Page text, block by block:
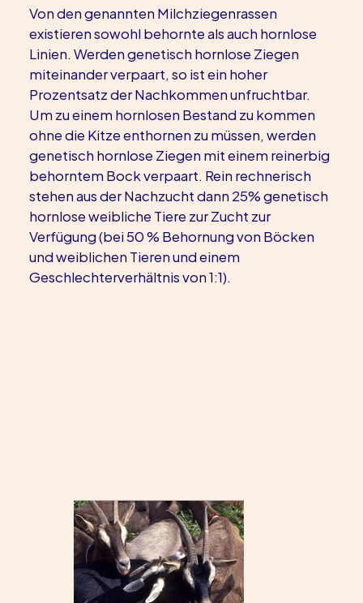
Von den genannten Milchziegenrassen
existieren sowohl behornte als auch hornlose
Linien. Werden genetisch hornlose Ziegen
miteinander verpaart, so ist ein hoher
Prozentsatz der Nachkommen unfruchtbar.
Um zu einem hornlosen Bestand zu kommen
ohne die Kitze enthornen zu müssen, werden
genetisch hornlose Ziegen mit einem reinerbig
behorntem Bock verpaart. Rein rechnerisch
stehen aus der Nachzucht dann 25% genetisch
hornlose weibliche Tiere zur Zucht zur
Verfügung (bei 50 % Behornung von Böcken
und weiblichen Tieren und einem
Geschlechterverhältnis von 1:1).